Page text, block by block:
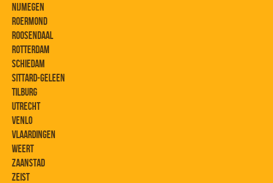
NIJMEGEN
ROERMOND
ROOSENDAAL
ROTTERDAM
SCHIEDAM
SITTARD-GELEEN
TILBURG
UTRECHT
VENLO
VLAARDINGEN
WEERT
ZAANSTAD
ZEIST